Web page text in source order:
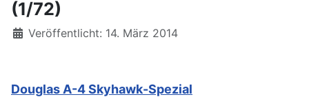
(1/72)
Details
Veröffentlicht: 14. März 2014
Douglas A-4 Skyhawk-Spezial